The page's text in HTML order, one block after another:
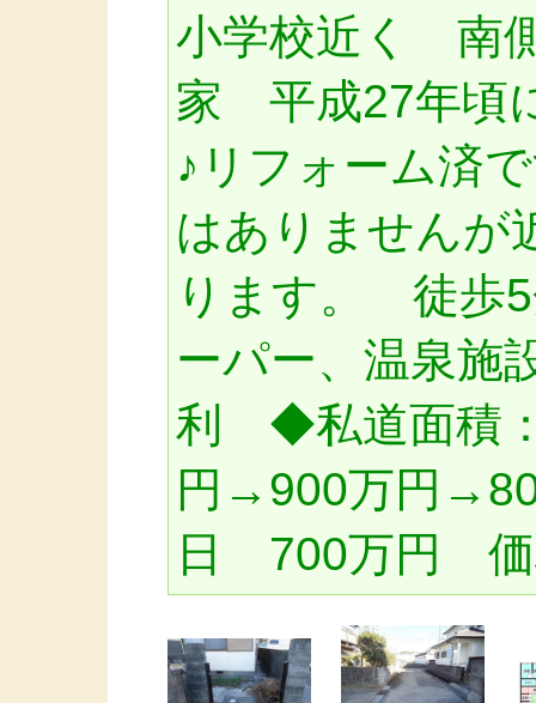
小学校近く 南
家 平成27年頃
♪リフォーム済
はありませんが
ります。 徒歩5
ーパー、温泉施
利 ◆私道面積
円→900万円
日 700万円 価